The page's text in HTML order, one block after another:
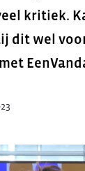
kritiek.
dit wel